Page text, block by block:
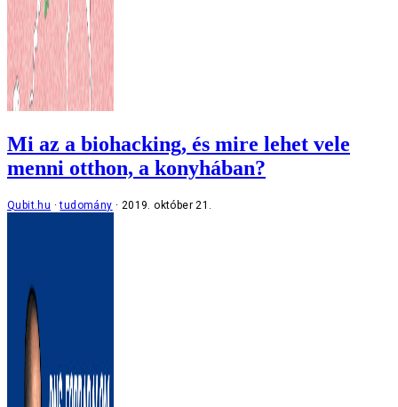
Mi az a biohacking, és mire lehet vele
menni otthon, a konyhában?
Qubit.hu tudomány 2019. október 21.